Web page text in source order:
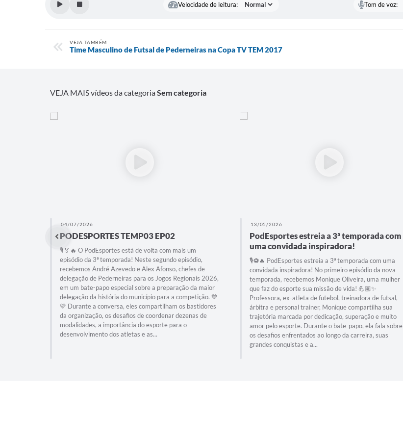
Velocidade de leitura: Tom de voz:
VEJA TAMBÉM
Time Masculino de Futsal de Pederneiras na Copa TV TEM 2017
VEJA MAIS vídeos da categoriaSem categoria
04/07/2026
PODESPORTES TEMP03 EP02
🎙️🏅🔥 O PodEsportes está de volta com mais um
episódio da 3ª temporada! Neste segundo episódio,
recebemos André Azevedo e Alex Afonso, chefes de
delegação de Pederneiras para os Jogos Regionais 2026,
em um bate-papo especial sobre a preparação da maior
delegação da história do município para a competição. 💙
💛 Durante a conversa, eles compartilham os bastidores
da organização, os desafios de coordenar dezenas de
modalidades, a importância do esporte para o
desenvolvimento dos atletas e as...
13/05/2026
PodEsportes estreia a 3ª temporada com
uma convidada inspiradora!
🎙️⚽🔥 PodEsportes estreia a 3ª temporada com uma
convidada inspiradora! No primeiro episódio da nova
temporada, recebemos Monique Oliveira, uma mulher
que faz do esporte sua missão de vida! 💪🏽✨
Professora, ex-atleta de futebol, treinadora de futsal,
árbitra e personal trainer, Monique compartilha sua
trajetória marcada por dedicação, superação e muito
amor pelo esporte. Durante o bate-papo, ela fala sobre
os desafios enfrentados ao longo da carreira, suas
grandes conquistas e a...